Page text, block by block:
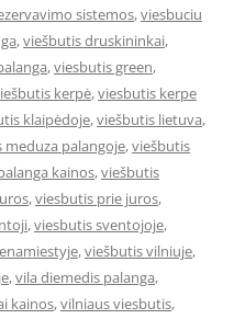
sistemos,viesbuciu
,viešbutis druskininkai,
,viesbutis green,
kerpė,viesbutis kerpe
klaipėdoje,viešbutis lietuva,
meduza palangoje,viešbutis
kainos,viešbutis
,viesbutis prie juros,
,viesbutis sventojoje,
,viešbutis vilniuje,
,vila diemedis palanga,
kainos,vilniaus viesbutis,